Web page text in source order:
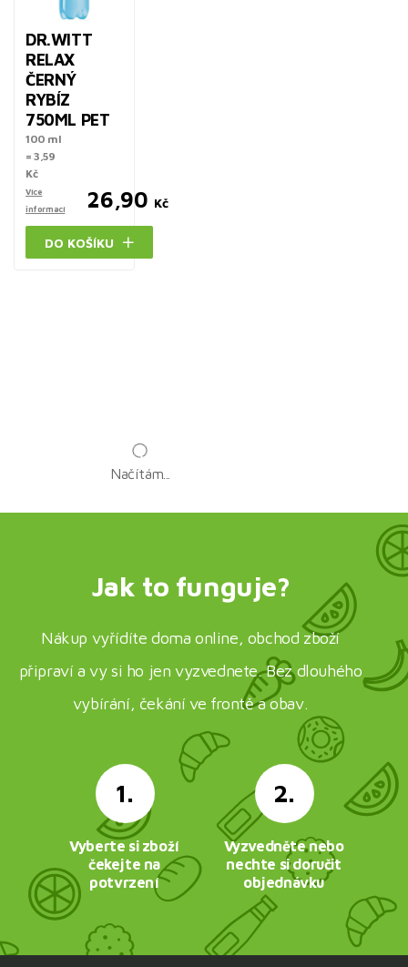
DR.WITT
RELAX
ČERNÝ
RYBÍZ
750ML PET
100 ml
= 3,59
Kč
Více
informací
26,90 Kč
DO KOŠÍKU
Načítám...
Jak to funguje?
Nákup vyřídíte doma online, obchod zboží
připraví a vy si ho jen vyzvednete. Bez dlouhého
vybírání, čekání ve frontě a obav.
1.
Vyberte si zboží
čekejte na
potvrzení
2.
Vyzvedněte nebo
nechte si doručit
objednávku